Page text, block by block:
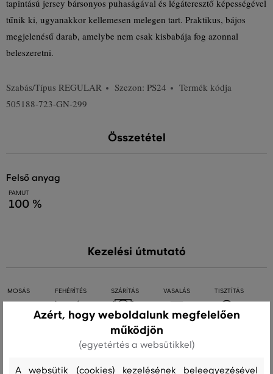
tapintású jersey bársonyos puhaságával és légáteresztő képességével
tűnik ki, ugyanakkor kellemesen melegen tart. Praktikus, bájos
megjelenésű darab, amelybe nem csak kisbabája fog azonnal
beleszeretni.
Szabás/Típus REGULAR Szezon: PS24
Termék kódja
505188-723-GN-299
Összetétel
felső anyag
PAMUT
100 %
Kezelési útmutató
MOSÁS FEHÉRÍTÉS SZÁRÍTÁS VASALÁS TISZTÍTÁS
Ajánlott termékek
Azért, hogy weboldalunk megfelelően
működjön
(egyetértés a websütikkel)
A websütik (cookies) kezelésének beleegyezésével